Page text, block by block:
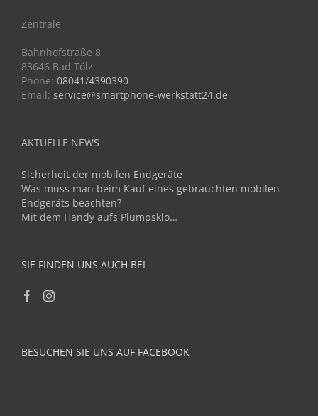
Zentrale
Bahnhofstraße 8
83646 Bad Tölz
Phone: 08041/4390390
Email: service@smartphone-werkstatt24.de
AKTUELLE NEWS
Sicherheit der mobilen Endgeräte
Was muss man beim Kauf eines gebrauchten mobilen
Endgeräts beachten?
Mit dem Handy aufs Plumpsklo…
SIE FINDEN UNS AUCH BEI
BESUCHEN SIE UNS AUF FACEBOOK